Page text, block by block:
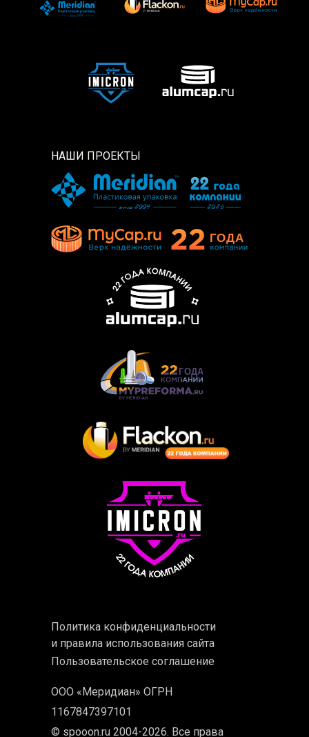
НАШИ ПРОЕКТЫ
ООО «Меридиан» ОГРН
1167847397101
© spooon.ru 2004-2026. Все права
Политика конфиденциальности
и правила использования сайта
Пользовательское соглашение